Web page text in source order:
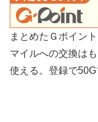
まとめたＧポイン
マイルへの交換は
使える。登録で50G